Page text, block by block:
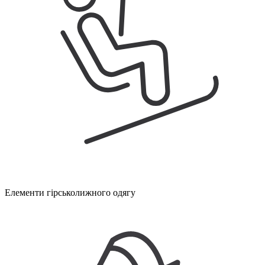
Елементи гірськолижного одягу